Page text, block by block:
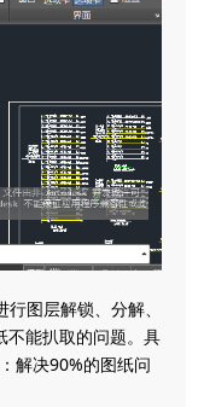
图层解锁、分解、
不能扒取的问题。具
解决90%的图纸问